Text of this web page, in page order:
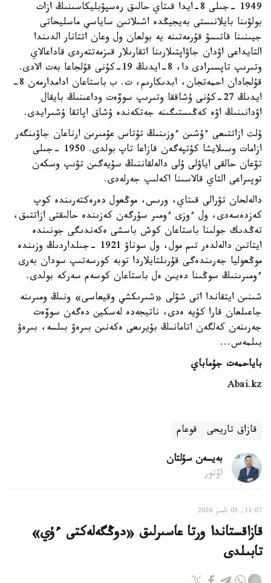
1949 -جىلى 8-ايدا قىتاي حالىق رەسپۋبليكاسىنىڭ ازات
بولۋىنا بايلانىستى بەيجيڭدە اشىلاتىن ساياسي ماسليحاتى
جيىنىنا قاتىسۋ قۇرمەتىنە يە بولعان ول وعان اتتانار الدىندا
التايداعى اۋدان جاۋاپتىلارىنا اتقارىلار قىزمەتتەردى قاداعالاي
وتىرىپ تاپسىرادى دا، 8-ايدىڭ 19-كۇنى قۇلجاعا بەت الادى.
قۇلجادان احمەتجان، ابدىكارىم، ت. ب باستاعان ادامدارمەن 8-
ايدىڭ 27-كۇنى ۇشاققا وتىرىپ سوۆەت وداعىنىڭ بايقال
اۋدانىنىڭ اۋە كەڭىستىگىنە جەتكەندە ۇشاق اپاتقا ۇشىرايدى.
ۇلت ازاتتىعى ءۇشىن ءوزىنىڭ تۇتاس عۇمىرىن ارناعان جاۋىنگەر
ازامات وسىلايشا كۇتپەگەن قازاعا تاپ بولدى. 1950 -جىلى
تۋعان حالقى اياۋلى ۇلى دالەلقاننىڭ سۇيەگىن تۋىپ وسكەن
توپىراعى التاي قالاسىنا اكەلىپ جەرلەدى.
دالەلحان تۋرالى قىتاي، ورىس، موڭعول دەرەكتەرىندە كوپ
كەزدەسەدى، ول ءوزى ءومىر سۇرگەن كەزىندە حالىقتى ازاتتىق،
تەڭدىك جولىنا باستاعان كوش باسشى ەكەندىگى جونىندە
ايتاتىن دالەلدەر تىم مول، ول سوناۋ 1921 -جىلداردىڭ وزىندە
موڭعوليا جەرىندەگى قۇرىلتايلاردا توبە كورسەتىپ سودان بەرى
ءومىرىنىڭ سوڭىنا دەيىن ەل باستاعان كوسەم سەركە بولدى.
شىنىن ايتقاندا اتى شۋلى «شىرىكشي وقيعاسى» ونىڭ ومىرىنە
جاعىلعان قارا كۇيە ەدى، ناتيجەدە لەسكين دەگەن سوۆەت
جەرىنەن كەلگەن اتامانىڭ بۇيرىعى ەكەنىن بىرەۋ بىلسە، بىرەۋ
بىلمەس...
باياحمەت جۇماباي
Abai.kz
قازاق تاريحى قوعام
بەيسەن سۇلتان
اۆتور
11:07, 05 تامىز 2026
قازاقستاندا ورتا عاسىرلىق «دوڭگەلەكتى ءۇي»
تابىلدى